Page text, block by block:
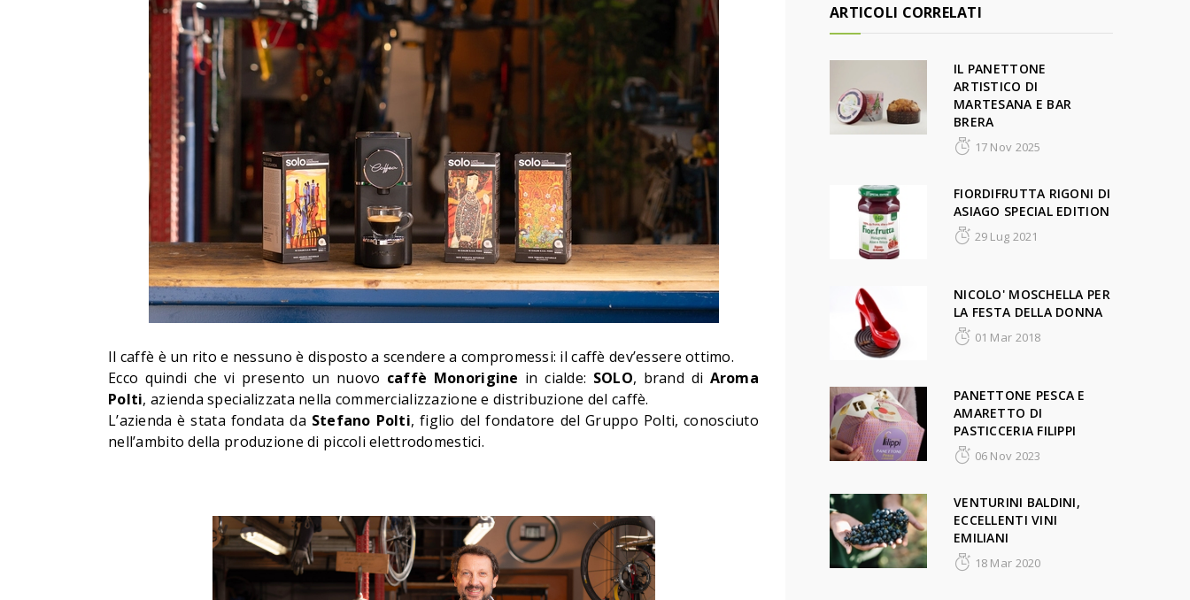
Il caffè è un rito e nessuno è disposto a scendere a compromessi: il caffè dev’essere ottimo.
Ecco quindi che vi presento un nuovo caffè Monorigine in cialde: SOLO, brand di Aroma
Polti, azienda specializzata nella commercializzazione e distribuzione del caffè.
L’azienda è stata fondata da Stefano Polti, figlio del fondatore del Gruppo Polti, conosciuto
nell’ambito della produzione di piccoli elettrodomestici.
ARTICOLI CORRELATI
IL PANETTONE
ARTISTICO DI
MARTESANA E BAR
BRERA
17 Nov 2025
FIORDIFRUTTA RIGONI DI
ASIAGO SPECIAL EDITION
29 Lug 2021
NICOLO' MOSCHELLA PER
LA FESTA DELLA DONNA
01 Mar 2018
PANETTONE PESCA E
AMARETTO DI
PASTICCERIA FILIPPI
06 Nov 2023
VENTURINI BALDINI,
ECCELLENTI VINI
EMILIANI
18 Mar 2020